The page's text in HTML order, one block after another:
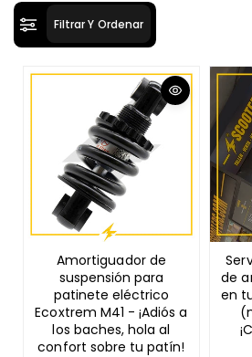
Filtrar Y Ordenar
Amortiguador de
suspensión para
patinete eléctrico
Ecoxtrem M41 - ¡Adiós a
los baches, hola al
confort sobre tu patín!
de
en